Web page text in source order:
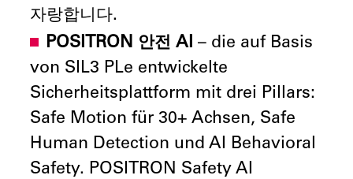
자랑합니다.
POSITRON 안전 AI – die auf Basis
von SIL3 PLe entwickelte
Sicherheitsplattform mit drei Pillars:
Safe Motion für 30+ Achsen, Safe
Human Detection und AI Behavioral
Safety. POSITRON Safety AI